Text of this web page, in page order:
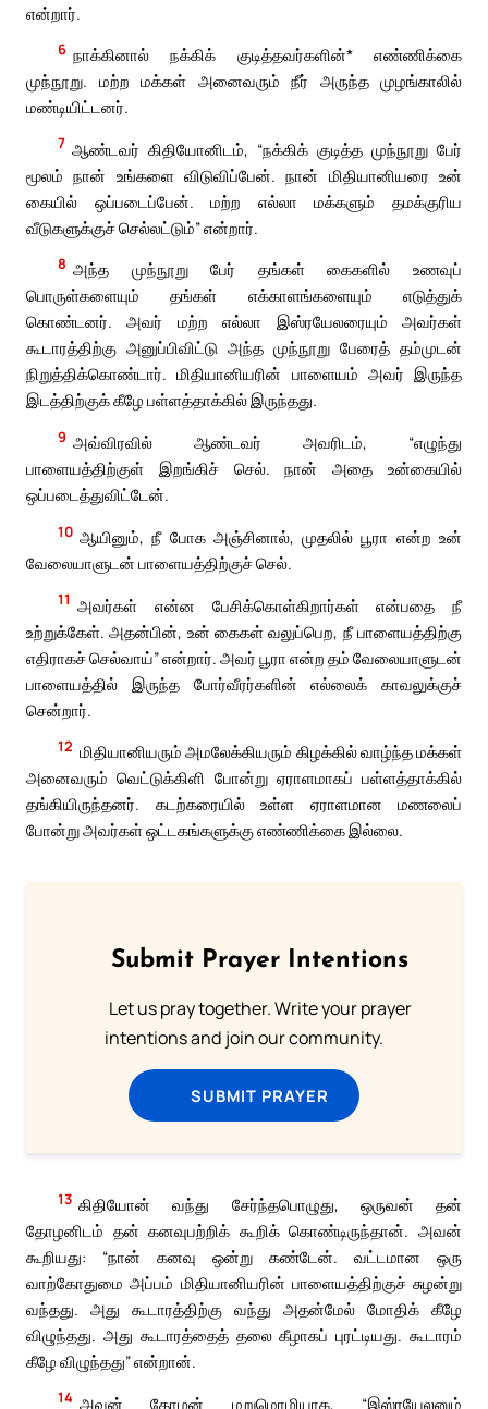
என்றார்.
6 நாக்கினால் நக்கிக் குடித்தவர்களின்* எண்ணிக்கை
முந்நூறு. மற்ற மக்கள் அனைவரும் நீர் அருந்த முழங்காலில்
மண்டியிட்டனர்.
7 ஆண்டவர் கிதியோனிடம், “நக்கிக் குடித்த முந்நூறு பேர்
மூலம் நான் உங்களை விடுவிப்பேன். நான் மிதியானியரை உன்
கையில் ஒப்படைப்பேன். மற்ற எல்லா மக்களும் தமக்குரிய
வீடுகளுக்குச் செல்லட்டும்” என்றார்.
8 அந்த முந்நூறு பேர் தங்கள் கைகளில் உணவுப்
பொருள்களையும் தங்கள் எக்காளங்களையும் எடுத்துக்
கொண்டனர். அவர் மற்ற எல்லா இஸ்ரயேலரையும் அவர்கள்
கூடாரத்திற்கு அனுப்பிவிட்டு அந்த முந்நூறு பேரைத் தம்முடன்
நிறுத்திக்கொண்டார். மிதியானியரின் பாளையம் அவர் இருந்த
இடத்திற்குக் கீழே பள்ளத்தாக்கில் இருந்தது.
9 அவ்விரவில் ஆண்டவர் அவரிடம், “எழுந்து
பாளையத்திற்குள் இறங்கிச் செல். நான் அதை உன்கையில்
ஒப்படைத்துவிட்டேன்.
10 ஆயினும், நீ போக அஞ்சினால், முதலில் பூரா என்ற உன்
வேலையாளுடன் பாளையத்திற்குச் செல்.
11 அவர்கள் என்ன பேசிக்கொள்கிறார்கள் என்பதை நீ
உற்றுக்கேள். அதன்பின், உன் கைகள் வலுப்பெற, நீ பாளையத்திற்கு
எதிராகச் செல்வாய்” என்றார். அவர் பூரா என்ற தம் வேலையாளுடன்
பாளையத்தில் இருந்த போர்வீரர்களின் எல்லைக் காவலுக்குச்
சென்றார்.
12 மிதியானியரும் அமலேக்கியரும் கிழக்கில் வாழ்ந்த மக்கள்
அனைவரும் வெட்டுக்கிளி போன்று ஏராளமாகப் பள்ளத்தாக்கில்
தங்கியிருந்தனர். கடற்கரையில் உள்ள ஏராளமான மணலைப்
போன்று அவர்கள் ஒட்டகங்களுக்கு எண்ணிக்கை இல்லை.
Submit Prayer Intentions
Let us pray together. Write your prayer
intentions and join our community.
SUBMIT PRAYER
13 கிதியோன் வந்து சேர்ந்தபொழுது, ஒருவன் தன்
தோழனிடம் தன் கனவுபற்றிக் கூறிக் கொண்டிருந்தான். அவன்
கூறியது: “நான் கனவு ஒன்று கண்டேன். வட்டமான ஒரு
வாற்கோதுமை அப்பம் மிதியானியரின் பாளையத்திற்குச் சுழன்று
வந்தது. அது கூடாரத்திற்கு வந்து அதன்மேல் மோதிக் கீழே
விழுந்தது. அது கூடாரத்தைத் தலை கீழாகப் புரட்டியது. கூடாரம்
கீழே விழுந்தது” என்றான்.
14 அவன் தோழன் மறுமொழியாக, “இஸ்ரயேலனும்